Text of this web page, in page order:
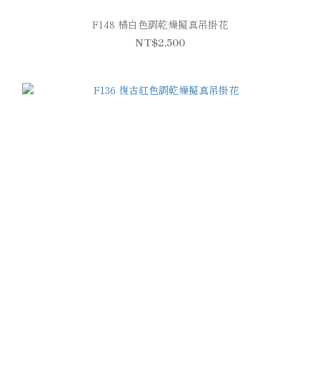
F148 橘白色調乾燥擬真吊掛花
NT$2,500